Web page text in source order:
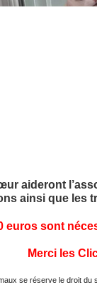
aideront
ainsi que les
euros sont
Merci les
se réserve le droit du